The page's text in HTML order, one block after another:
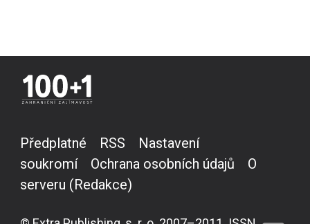
Předplatné RSS
Nastavení
soukromí
Ochrana osobních údajů
O
serveru (Redakce)